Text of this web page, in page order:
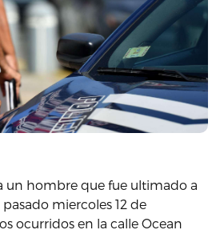
un hombre que fue ultimado a
pasado miercoles 12 de
ocurridos en la calle Ocean